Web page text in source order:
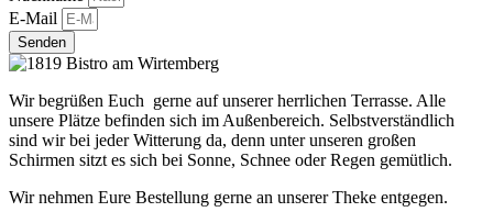
E-Mail
Senden
Wir begrüßen Euch gerne auf unserer herrlichen Terrasse. Alle
unsere Plätze befinden sich im Außenbereich. Selbstverständlich
sind wir bei jeder Witterung da, denn unter unseren großen
Schirmen sitzt es sich bei Sonne, Schnee oder Regen gemütlich.
Wir nehmen Eure Bestellung gerne an unserer Theke entgegen.